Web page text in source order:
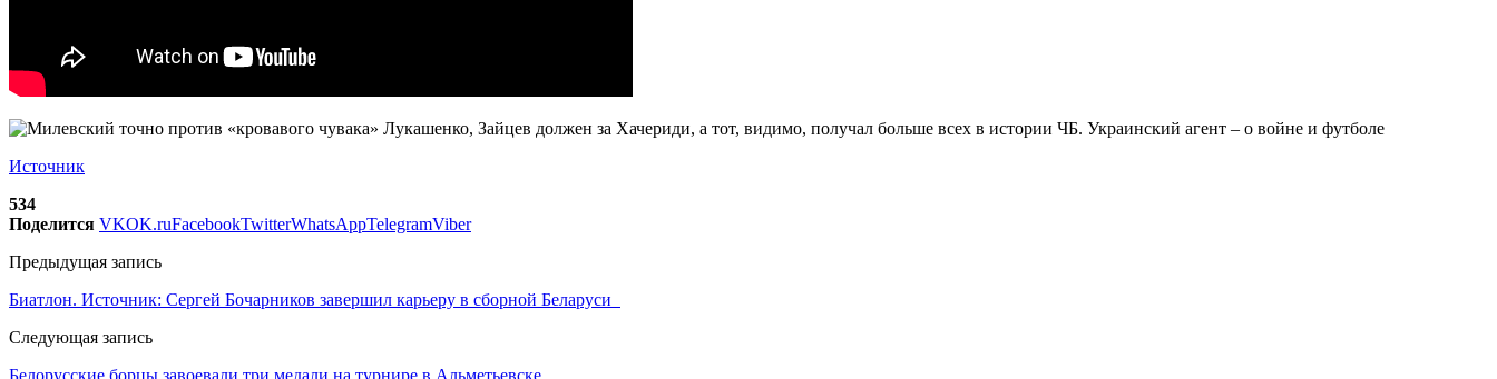
Источник
534
Поделится VKOK.ruFacebookTwitterWhatsAppTelegramViber
Предыдущая запись
Биатлон. Источник: Сергей Бочарников завершил карьеру в сборной Беларуси
Следующая запись
Белорусские борцы завоевали три медали на турнире в Альметьевске